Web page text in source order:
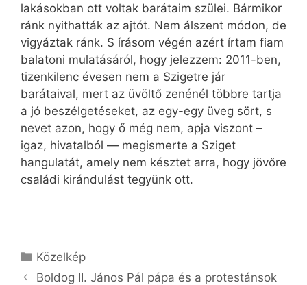
lakásokban ott voltak barátaim szülei. Bármikor
ránk nyithatták az ajtót. Nem álszent módon, de
vigyáztak ránk. S írásom végén azért írtam fiam
balatoni mulatásáról, hogy jelezzem: 2011-ben,
tizenkilenc évesen nem a Szigetre jár
barátaival, mert az üvöltő zenénél többre tartja
a jó beszélgetéseket, az egy-egy üveg sört, s
nevet azon, hogy ő még nem, apja viszont –
igaz, hivatalból — megismerte a Sziget
hangulatát, amely nem késztet arra, hogy jövőre
családi kirándulást tegyünk ott.
Kategória
Közelkép
Boldog II. János Pál pápa és a protestánsok